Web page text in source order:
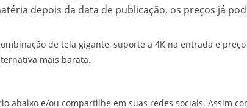
depois da data de publicação, os preços já
de tela gigante, suporte a 4K na entrada e
mais barata.
abaixo e/ou compartilhe em suas redes sociais. Assim